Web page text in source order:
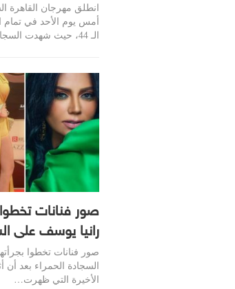
انطلق مهرجان القاهرة
الـ 44، حيث شهدت السجادة…
صور فنانات
رانيا يوسف على
صور فنانات تخطوا
السجادة الحمراء بعد أن
الأخيرة التي ظهرت…